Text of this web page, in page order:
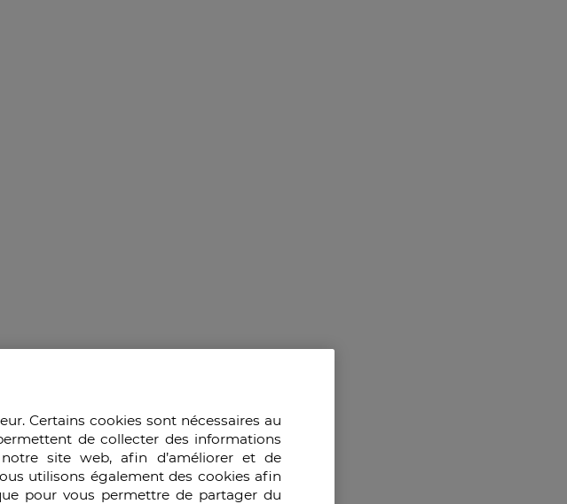
Certains cookies sont nécessaires au
de collecter des informations
site web, afin d’améliorer et de
utilisons également des cookies afin
pour vous permettre de partager du